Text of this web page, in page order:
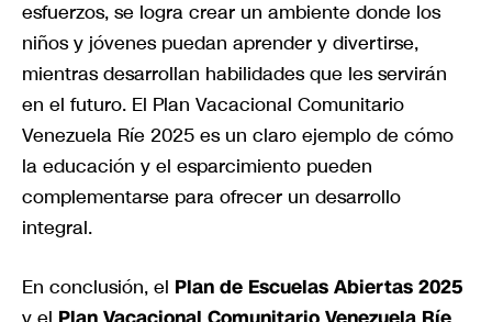
esfuerzos, se logra crear un ambiente donde los
niños y jóvenes puedan aprender y divertirse,
mientras desarrollan habilidades que les servirán
en el futuro. El Plan Vacacional Comunitario
Venezuela Ríe 2025 es un claro ejemplo de cómo
la educación y el esparcimiento pueden
complementarse para ofrecer un desarrollo
integral.
En conclusión, el Plan de Escuelas Abiertas 2025